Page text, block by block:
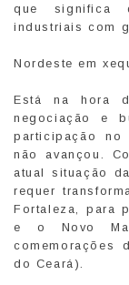
que significa
industriais com
Nordeste em
Está na hora
negociação e
participação no
não avançou.
atual situação
requer
Fortaleza, para
e o Novo
comemorações
do Ceará).